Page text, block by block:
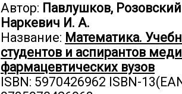
Автор: Павлушков,
Наркевич И. А.
Название: Математика.
студентов и аспирантов
фармацевтических вузов
ISBN: 5970426962 ISBN-